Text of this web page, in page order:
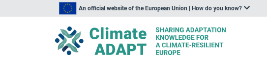
An official website of the European Union | How do you know?